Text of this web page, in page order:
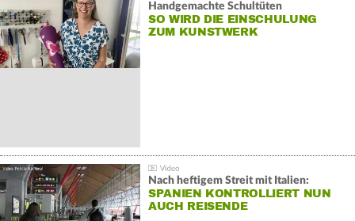
Handgemachte Schultüten
SO WIRD DIE EINSCHULUNG
ZUM KUNSTWERK
Nach heftigem Streit mit Italien:
SPANIEN KONTROLLIERT NUN
AUCH REISENDE